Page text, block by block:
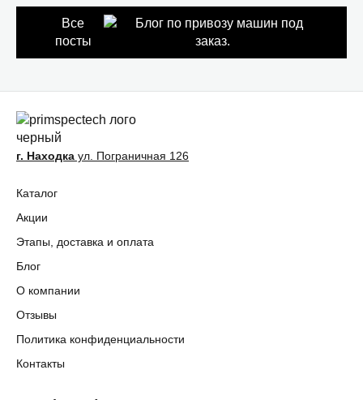
Все
посты
г. Находка ул. Пограничная 126
Каталог
Акции
Этапы, доставка и оплата
Блог
О компании
Отзывы
Политика конфиденциальности
Контакты